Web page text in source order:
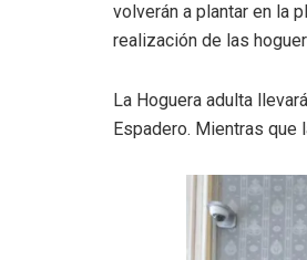
volverán a plantar en la
realización de las
La Hoguera adulta
Espadero. Mientras que